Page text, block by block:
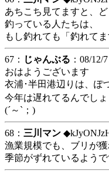
あちこち見てますと、
釣っている人たちは、
もし釣れても「釣れて
67： じゃんぶる ：08/12/
おはようございます
衣浦･半田港辺りは、ぽ
今年は遅れてるんでし
(´～`；)
68： 三川マン
漁業規模でも、ブリが
季節がずれているようで